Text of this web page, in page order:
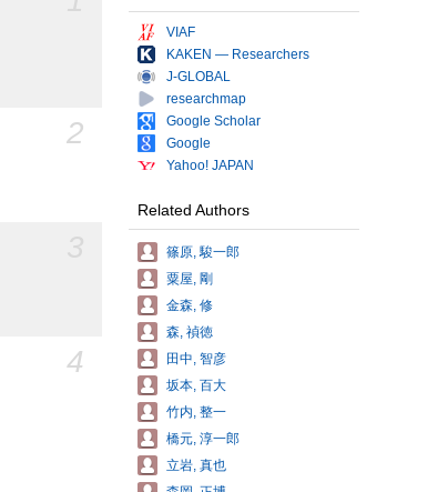
2
4
VIAF
KAKEN — Researchers
J-GLOBAL
researchmap
Google Scholar
Google
Yahoo! JAPAN
Related Authors
篠原, 駿一郎
粟屋, 剛
金森, 修
森, 禎徳
田中, 智彦
坂本, 百大
竹内, 整一
橋元, 淳一郎
立岩, 真也